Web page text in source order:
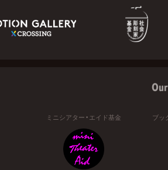
ミニシアター・エイド基金 ブッ